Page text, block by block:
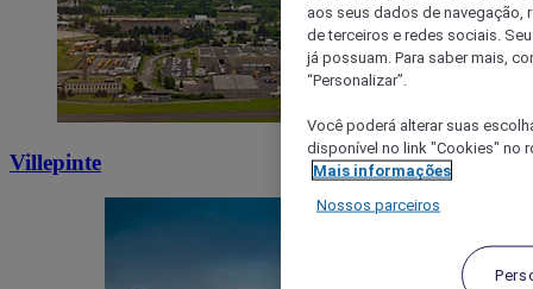
Villepinte
aos seus dados de navegação,
de terceiros e redes sociais.
já possuam. Para saber mais,
“Personalizar”.
Você poderá alterar suas
disponível no link "Cookies" no
Mais informações
Nossos parceiros